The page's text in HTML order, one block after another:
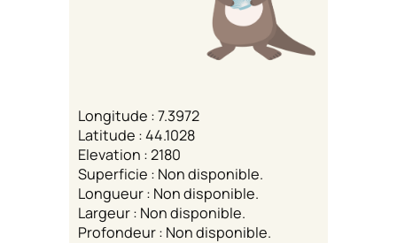
Longitude : 7.3972
Latitude : 44.1028
Elevation : 2180
Superficie : Non disponible.
Longueur : Non disponible.
Largeur : Non disponible.
Profondeur : Non disponible.